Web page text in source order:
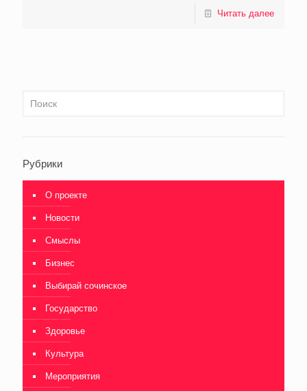
Читать далее
Рубрики
О проекте
Новости
Смыслы
Бизнес
Выбирай сочинское
Государство
Здоровье
Культура
Мероприятия